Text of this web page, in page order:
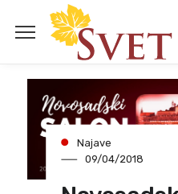
Najave
09/04/2018